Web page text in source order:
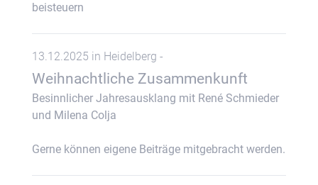
beisteuern
13.12.2025 in Heidelberg -
Weihnachtliche Zusammenkunft
Besinnlicher Jahresausklang mit René Schmieder
und Milena Colja
Gerne können eigene Beiträge mitgebracht werden.